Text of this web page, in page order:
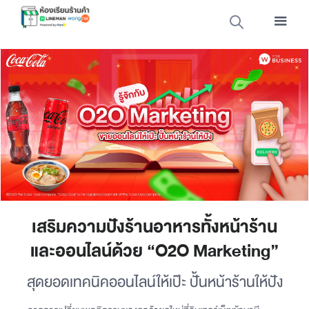
เสริมความปังร้านอาหารทั้งหน้าร้าน
และออนไลน์ด้วย “O2O Marketing”
สุดยอดเทคนิคออนไลน์ให้เป๊ะ ปั้นหน้าร้านให้ปัง